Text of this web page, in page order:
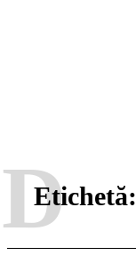
Etichetă:
D